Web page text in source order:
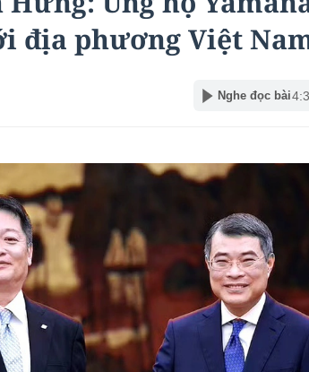
địa phương Việt
Nghe đọc bài